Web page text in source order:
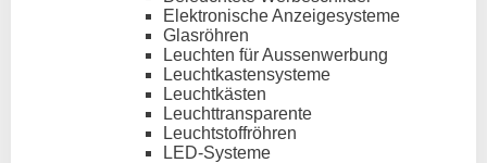
Elektronische Anzeigesysteme
Glasröhren
Leuchten für Aussenwerbung
Leuchtkastensysteme
Leuchtkästen
Leuchttransparente
Leuchtstoffröhren
LED-Systeme